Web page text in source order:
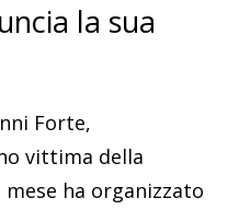
la sua
Forte,
vittima della
ha organizzato